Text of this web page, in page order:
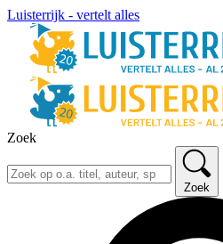
Luisterrijk - vertelt alles
Zoek
Zoek